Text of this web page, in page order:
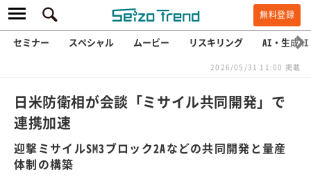
無料登録
セミナー スペシャル ムービー リスキリング AI・生成AI
2026/05/31 11:00 掲載
日米防衛相が会談「ミサイル共同開発」で
連携加速
迎撃ミサイルSM3ブロック2Aなどの共同開発と量産
体制の構築